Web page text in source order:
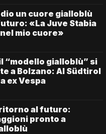
un cuore gialloblù
«La Juve Stabia
mio cuore»
“modello gialloblù” si
a Bolzano: Al Südtirol
ex Vespa
al futuro:
pronto a